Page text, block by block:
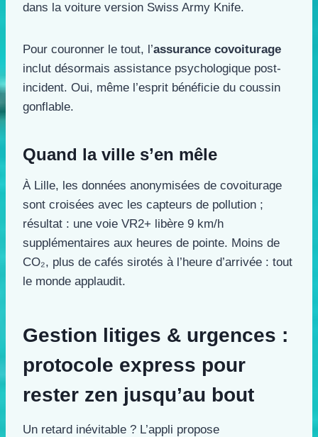
dans la voiture version Swiss Army Knife.
Pour couronner le tout, l’assurance covoiturage
inclut désormais assistance psychologique post-
incident. Oui, même l’esprit bénéficie du coussin
gonflable.
Quand la ville s’en mêle
À Lille, les données anonymisées de covoiturage
sont croisées avec les capteurs de pollution ;
résultat : une voie VR2+ libère 9 km/h
supplémentaires aux heures de pointe. Moins de
CO₂, plus de cafés sirotés à l’heure d’arrivée : tout
le monde applaudit.
Gestion litiges & urgences :
protocole express pour
rester zen jusqu’au bout
Un retard inévitable ? L’appli propose